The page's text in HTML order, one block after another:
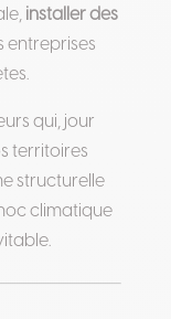
installer des
entreprises
qui, jour
territoires
structurelle
climatique